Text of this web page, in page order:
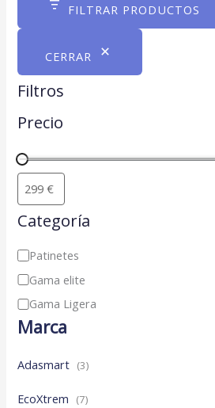
FILTRAR PRODUCTOS
CERRAR
Filtros
Precio
Categoría
e
o
í
a
Patinetes
Gama elite
Gama Ligera
Marca
Adasmart (3)
EcoXtrem (7)